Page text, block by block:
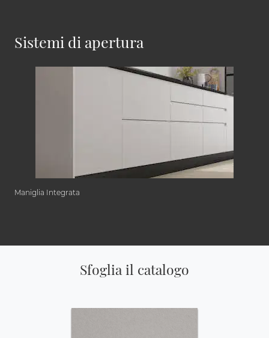
Sistemi di apertura
Maniglia Integrata
Sfoglia il catalogo